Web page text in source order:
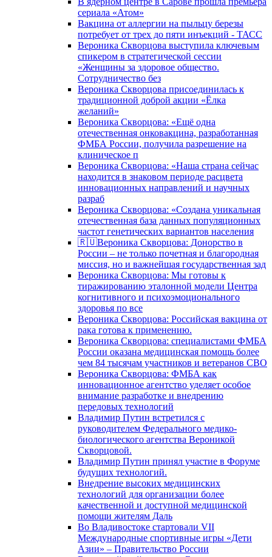
сериала «Атом»
Вакцина от аллергии на пыльцу березы
потребует от трех до пяти инъекций - ТАСС
Вероника Скворцова выступила ключевым
спикером в стратегической сессии
«Женщины за здоровое общество.
Сотрудничество без
Вероника Скворцова присоединилась к
традиционной доброй акции «Ёлка
желаний»
Вероника Скворцова: «Ещё одна
отечественная онковакцина, разработанная
ФМБА России, получила разрешение на
клиническое п
Вероника Скворцова: «Наша страна сейчас
находится в знаковом периоде расцвета
инновационных направлений и научных
разраб
Вероника Скворцова: «Создана уникальная
отечественная база данных популяционных
частот генетических вариантов населения
🇷🇺Вероника Скворцова: Донорство в
России – не только почетная и благородная
миссия, но и важнейшая государственная зад
Вероника Скворцова: Мы готовы к
тиражированию эталонной модели Центра
когнитивного и психоэмоционального
здоровья по все
Вероника Скворцова: Российская вакцина от
рака готова к применению.
Вероника Скворцова: специалистами ФМБА
России оказана медицинская помощь более
чем 84 тысячам участников и ветеранов СВО
Вероника Скворцова: ФМБА как
инновационное агентство уделяет особое
внимание разработке и внедрению
передовых технологий
Владимир Путин встретился с
руководителем Федерального медико-
биологического агентства Вероникой
Скворцовой.
Владимир Путин принял участие в Форуме
будущих технологий.
Внедрение высоких медицинских
технологий для организации более
качественной и доступной медицинской
помощи жителям Даль
Во Владивостоке стартовали VII
Международные спортивные игры «Дети
Азии» – Правительство России